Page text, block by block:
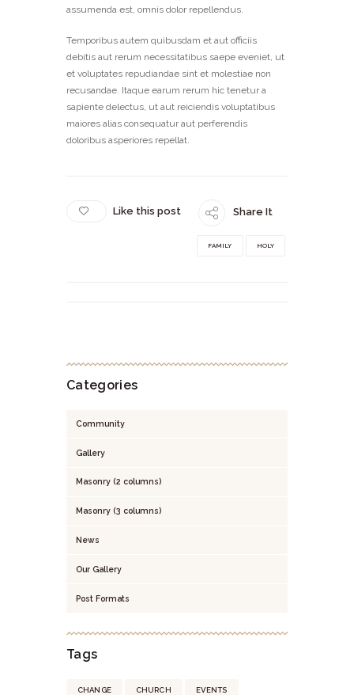
assumenda est, omnis dolor repellendus.
Temporibus autem quibusdam et aut officiis
debitis aut rerum necessitatibus saepe eveniet, ut
et voluptates repudiandae sint et molestiae non
recusandae. Itaque earum rerum hic tenetur a
sapiente delectus, ut aut reiciendis voluptatibus
maiores alias consequatur aut perferendis
doloribus asperiores repellat.
Like this post Share It
FAMILY HOLY
Categories
Community
Gallery
Masonry (2 columns)
Masonry (3 columns)
News
Our Gallery
Post Formats
Tags
CHANGE CHURCH EVENTS